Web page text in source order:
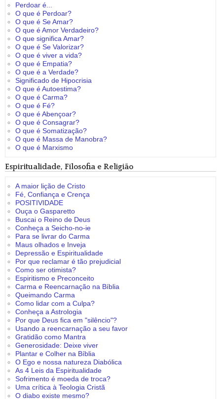
Perdoar é...
O que é Perdoar?
O que é Se Amar?
O que é Amor Verdadeiro?
O que significa Amar?
O que é Se Valorizar?
O que é viver a vida?
O que é Empatia?
O que é a Verdade?
Significado de Hipocrisia
O que é Autoestima?
O que é Carma?
O que é Fé?
O que é Abençoar?
O que é Consagrar?
O que é Somatização?
O que é Massa de Manobra?
O que é Marxismo
Espiritualidade, Filosofia e Religião
A maior lição de Cristo
Fé, Confiança e Crença
POSITIVIDADE
Ouça o Gasparetto
Buscai o Reino de Deus
Conheça a Seicho-no-ie
Para se livrar do Carma
Maus olhados e Inveja
Depressão e Espiritualidade
Por que reclamar é tão prejudicial
Como ser otimista?
Espiritismo e Preconceito
Carma e Reencarnação na Bíblia
Queimando Carma
Como lidar com a Culpa?
Conheça a Astrologia
Por que Deus fica em "silêncio"?
Usando a reencarnação a seu favor
Gratidão como Mantra
Generosidade: Deixe viver
Plantar e Colher na Bíblia
O Ego e nossa natureza Diabólica
As 4 Leis da Espiritualidade
Sofrimento é moeda de troca?
Uma crítica à Teologia Cristã
O diabo existe mesmo?